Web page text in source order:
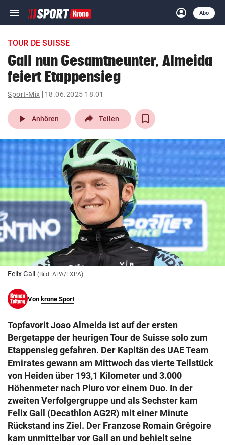
menu Navigation
ein-/ausklappen
account_circle
Anmelden
Abo
close Schließen
account_circle Anmelden
pin_drop
Wien arrow_right
bookmark
search
Suchbegriff
eingeben
© Krone Multimedia GmbH & Co KG 2026
Muthgasse 2, 1190 Wien
TOUR DE SUISSE
Gall nun Gesamtneunter, Almeida
feiert Etappensieg
Sport-Mix 18.06.2025 18:01
play_arrow Anhören Teilen
Felix Gall (Bild: APA/EXPA)
Von krone Sport
Topfavorit Joao Almeida ist auf der ersten
Bergetappe der heurigen Tour de Suisse solo zum
Etappensieg gefahren. Der Kapitän des UAE Team
Emirates gewann am Mittwoch das vierte Teilstück
von Heiden über 193,1 Kilometer und 3.000
Höhenmeter nach Piuro vor einem Duo. In der
zweiten Verfolgergruppe und als Sechster kam
Felix Gall (Decathlon AG2R) mit einer Minute
Rückstand ins Ziel. Der Franzose Romain Grégoire
kam unmittelbar vor Gall an und behielt seine